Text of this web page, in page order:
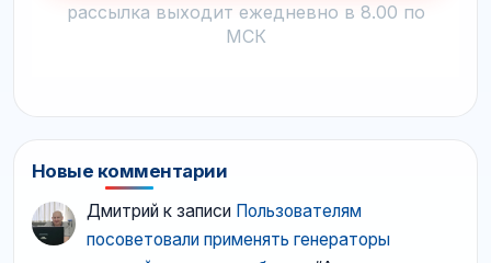
рассылка выходит ежедневно в 8.00 по
МСК
Новые комментарии
Дмитрий к записи Пользователям
посоветовали применять генераторы